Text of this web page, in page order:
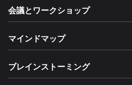
会議とワークショップ
マインドマップ
ブレインストーミング